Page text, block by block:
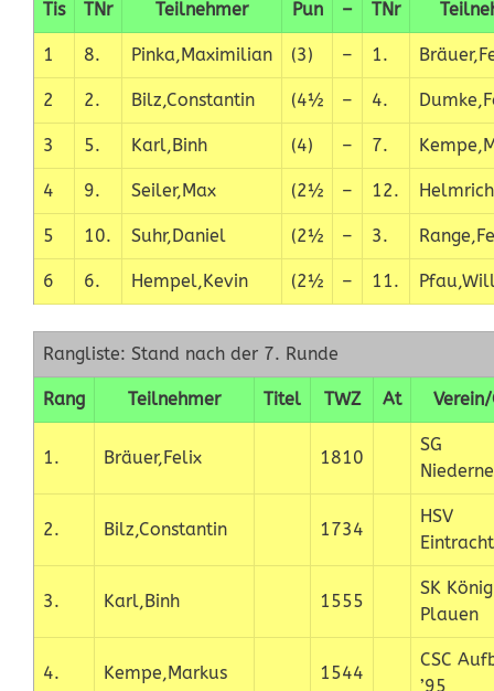
Tis TNr Teilnehmer Pun – TNr
1 8. Pinka,Maximilian (3) – 1.
2 2. Bilz,Constantin (4½ – 4.
3 5. Karl,Binh (4) – 7.
4 9. Seiler,Max (2½ – 12.
5 10. Suhr,Daniel (2½ – 3.
6 6. Hempel,Kevin (2½ – 11.
Rangliste: Stand nach der 7. Runde
Rang Teilnehmer Titel TWZ At
1. Bräuer,Felix 1810
SG
2. Bilz,Constantin 1734
HSV
3. Karl,Binh 1555
SK König
Plauen
4. Kempe,Markus 1544
CSC
’95